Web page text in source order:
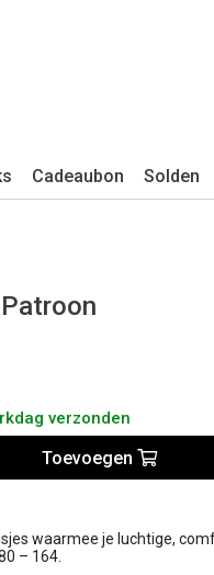
Cadeaubon Solden
verzonden
Toevoegen
waarmee je luchtige,
– 164.